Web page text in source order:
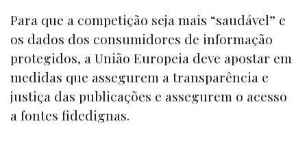
Para que a competição seja mais “saudável” e
os dados dos consumidores de informação
protegidos, a União Europeia deve apostar em
medidas que assegurem a transparência e
justiça das publicações e assegurem o acesso
a fontes fidedignas.